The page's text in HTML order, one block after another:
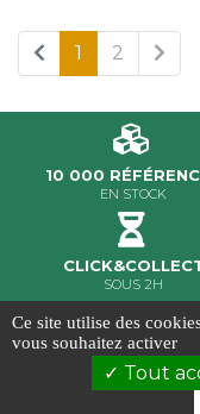
1 2
10 000
EN STOCK
SOUS 2H
MILER
Conditions
Crédits et
Ce site utilise des
vous souhaitez activer
Tout